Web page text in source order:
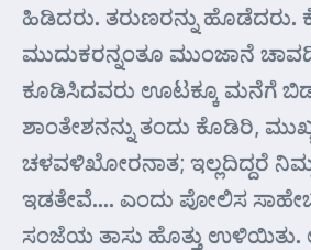
ಹಿಡಿದರು. ತರುಣರನ್ನು ಹೊಡೆದರು.
ಮುದುಕರನ್ನಂತೂ ಮುಂಜಾನೆ
ಕೂಡಿಸಿದವರು ಊಟಕ್ಕೂ ಮನೆಗೆ
ಶಾಂತೇಶನನ್ನು ತಂದು ಕೊಡಿರಿ,
ಚಳವಳಿಖೋರನಾತ; ಇಲ್ಲದಿದ್ದರೆ
ಇಡತೇವೆ…. ಎಂದು ಪೋಲಿಸ
ಸಂಜೆಯ ತಾಸು ಹೊತ್ತು ಉಳಿಯಿತು.